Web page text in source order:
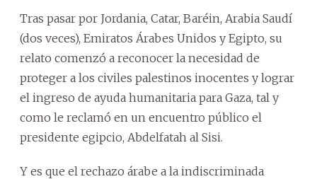
Tras pasar por Jordania, Catar, Baréin, Arabia Saudí
(dos veces), Emiratos Árabes Unidos y Egipto, su
relato comenzó a reconocer la necesidad de
proteger a los civiles palestinos inocentes y lograr
el ingreso de ayuda humanitaria para Gaza, tal y
como le reclamó en un encuentro público el
presidente egipcio, Abdelfatah al Sisi.
Y es que el rechazo árabe a la indiscriminada